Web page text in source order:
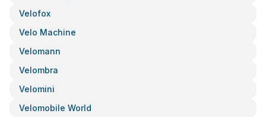
Velofox
Velo Machine
Velomann
Velombra
Velomini
Velomobile World